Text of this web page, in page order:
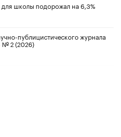
школы подорожал на 6,3%
публицистического журнала
№ 2 (2026)